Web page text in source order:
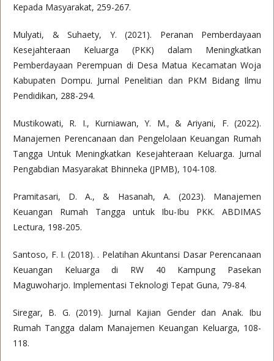
Kepada Masyarakat, 259-267.
Mulyati, & Suhaety, Y. (2021). Peranan Pemberdayaan
Kesejahteraan Keluarga (PKK) dalam Meningkatkan
Pemberdayaan Perempuan di Desa Matua Kecamatan Woja
Kabupaten Dompu. Jurnal Penelitian dan PKM Bidang Ilmu
Pendidikan, 288-294.
Mustikowati, R. I., Kurniawan, Y. M., & Ariyani, F. (2022).
Manajemen Perencanaan dan Pengelolaan Keuangan Rumah
Tangga Untuk Meningkatkan Kesejahteraan Keluarga. Jurnal
Pengabdian Masyarakat Bhinneka (JPMB), 104-108.
Pramitasari, D. A., & Hasanah, A. (2023). Manajemen
Keuangan Rumah Tangga untuk Ibu-Ibu PKK. ABDIMAS
Lectura, 198-205.
Santoso, F. I. (2018). . Pelatihan Akuntansi Dasar Perencanaan
Keuangan Keluarga di RW 40 Kampung Pasekan
Maguwoharjo. Implementasi Teknologi Tepat Guna, 79-84.
Siregar, B. G. (2019). Jurnal Kajian Gender dan Anak. Ibu
Rumah Tangga dalam Manajemen Keuangan Keluarga, 108-
118.